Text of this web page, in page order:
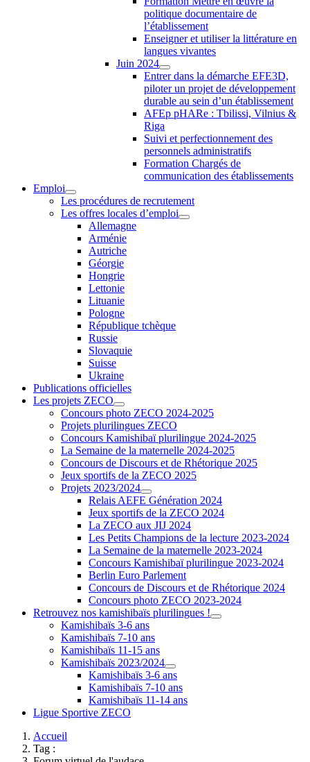
politique documentaire de
l’établissement
Enseigner et utiliser la littérature en
langues vivantes
Juin 2024
Entrer dans la démarche EFE3D,
piloter un projet de développement
durable au sein d’un établissement
AFEp pHARe : Tbilissi, Vilnius &
Riga
Suivi et perfectionnement des
personnels administratifs
Formation Chargés de
communication des établissements
Emploi
Les procédures de recrutement
Les offres locales d’emploi
Allemagne
Arménie
Autriche
Géorgie
Hongrie
Lettonie
Lituanie
Pologne
République tchèque
Russie
Slovaquie
Suisse
Ukraine
Publications officielles
Les projets ZECO
Concours photo ZECO 2024-2025
Projets plurilingues ZECO
Concours Kamishibaï plurilingue 2024-2025
La Semaine de la maternelle 2024-2025
Concours de Discours et de Rhétorique 2025
Jeux sportifs de la ZECO 2025
Projets 2023/2024
Relais AEFE Génération 2024
Jeux sportifs de la ZECO 2024
La ZECO aux JIJ 2024
Les Petits Champions de la lecture 2023-2024
La Semaine de la maternelle 2023-2024
Concours Kamishibaï plurilingue 2023-2024
Berlin Euro Parlement
Concours de Discours et de Rhétorique 2024
Concours photo ZECO 2023-2024
Retrouvez nos kamishibaïs plurilingues !
Kamishibaïs 3-6 ans
Kamishibaïs 7-10 ans
Kamishibaïs 11-15 ans
Kamishibaïs 2023/2024
Kamishibaïs 3-6 ans
Kamishibaïs 7-10 ans
Kamishibaïs 11-14 ans
Ligue Sportive ZECO
Accueil
Tag :